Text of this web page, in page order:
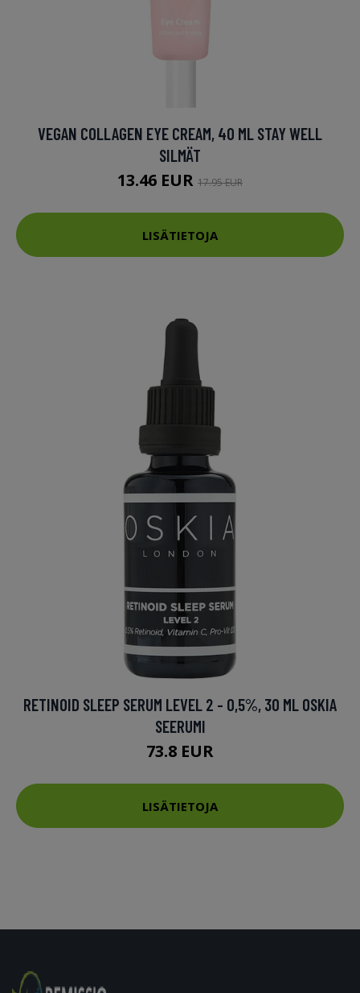
VEGAN COLLAGEN EYE CREAM, 40 ML STAY WELL
SILMÄT
13.46 EUR 17.95 EUR
LISÄTIETOJA
RETINOID SLEEP SERUM LEVEL 2 - 0,5%, 30 ML OSKIA
SEERUMI
73.8 EUR
LISÄTIETOJA